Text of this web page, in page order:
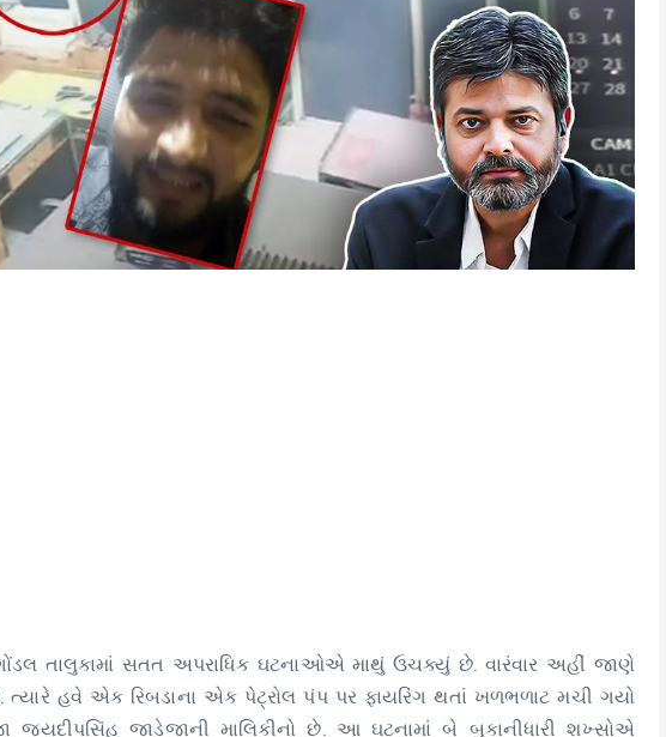
ગોંડલ તાલુકામાં સતત અપરાધિક ઘટનાઓએ માથું ઉચક્યું છે. વારંવાર અહીં જાણે
હવે એક રિબડાના એક પેટ્રોલ પંપ પર ફાયરિંગ થતાં ખળભળાટ મચી ગયો
જાડેજાની માલિકીનો છે. આ ઘટનામાં બે બુકાનીધારી શખ્સોએ